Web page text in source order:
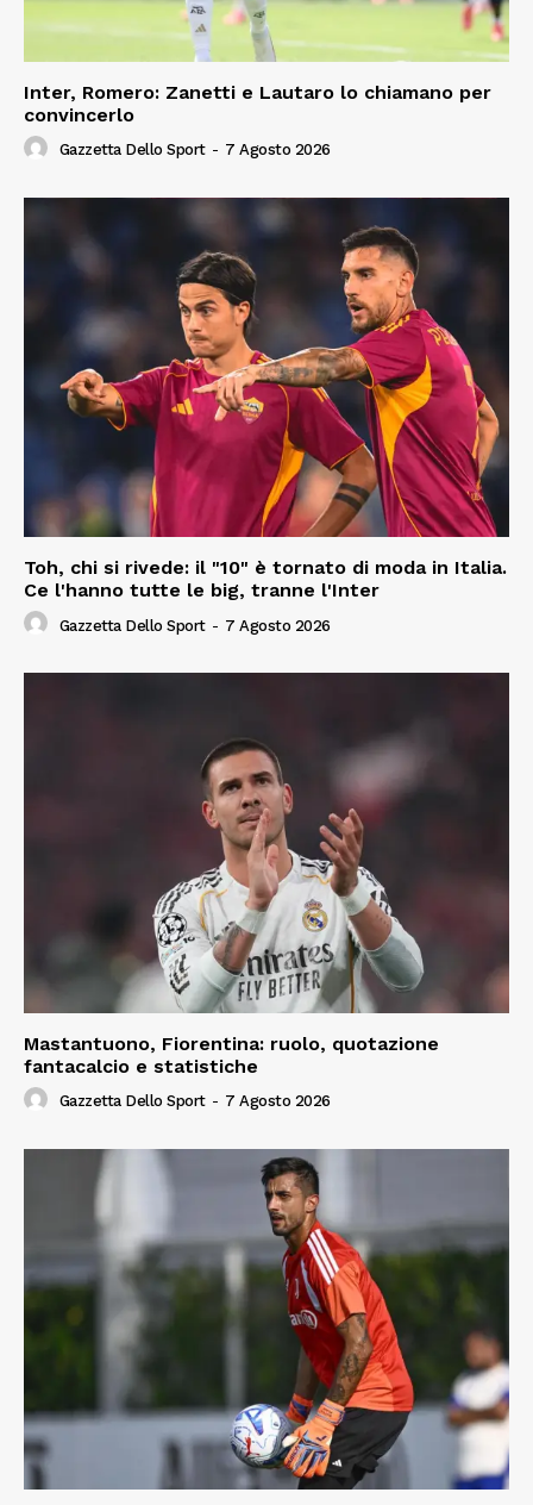
Inter, Romero: Zanetti e Lautaro lo chiamano per
convincerlo
Gazzetta Dello Sport - 7 Agosto 2026
Toh, chi si rivede: il "10" è tornato di moda in Italia.
Ce l'hanno tutte le big, tranne l'Inter
Gazzetta Dello Sport - 7 Agosto 2026
Mastantuono, Fiorentina: ruolo, quotazione
fantacalcio e statistiche
Gazzetta Dello Sport - 7 Agosto 2026